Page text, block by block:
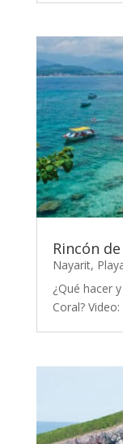
Rincón
Nayarit,
¿Qué hacer
Coral?